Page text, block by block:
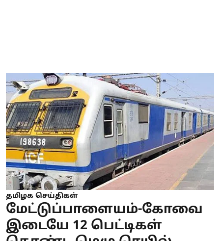
தமிழக செய்திகள்
மேட்டுப்பாளையம்-கோவை
இடையே 12 பெட்டிகள்